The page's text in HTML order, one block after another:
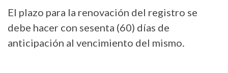
El plazo para la renovación del registro se
debe hacer con sesenta (60) días de
anticipación al vencimiento del mismo.